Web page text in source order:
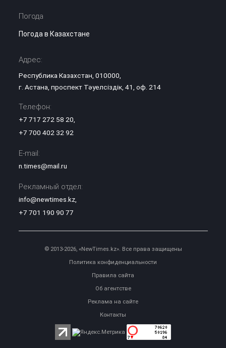
Погода
Погода в Казахстане
Адрес:
Республика Казахстан, 010000,
г. Астана, проспект Тәуелсіздік, 41, оф. 214
Телефон:
+7 717 272 58 20,
+7 700 402 32 92
E-mail:
n.times@mail.ru
Рекламный отдел:
info@newtimes.kz,
+7 701 190 90 77
© 2013-2026, «NewTimes.kz». Все права защищены
Политика конфиденциальности
Правила сайта
Об агентстве
Реклама на сайте
Контакты